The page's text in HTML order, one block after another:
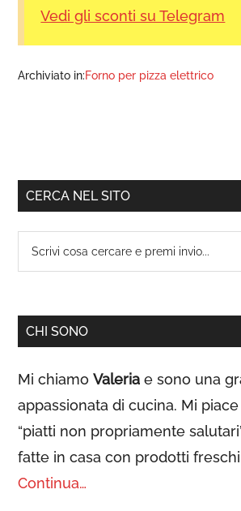
Vedi gli sconti su Telegram
Archiviato in:Forno per pizza elettrico
Barra
laterale
primaria
CERCA NEL SITO
Scrivi
cosa
premi
invio...
CHI SONO
Mi chiamoValeria e sono una
appassionata di cucina. Mi
“piatti non propriamente
fatte in casa con prodotti
Continua…